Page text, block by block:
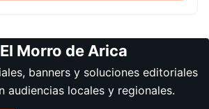
Morro de Arica
banners y soluciones editoriales
audiencias locales y regionales.